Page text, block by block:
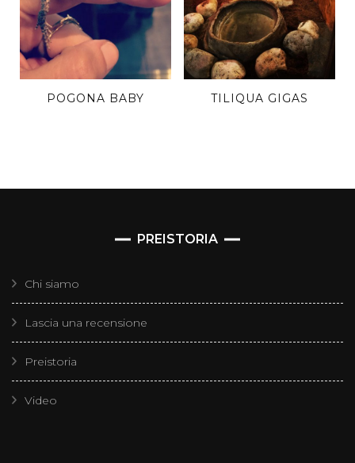
POGONA BABY TILIQUA GIGAS
PREISTORIA
Chi siamo
Lascia una recensione
Preistoria
Video